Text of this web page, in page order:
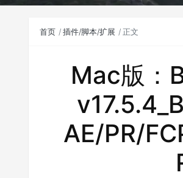
首页 插件/脚本/扩展 正文
Mac版：
AE/PR/